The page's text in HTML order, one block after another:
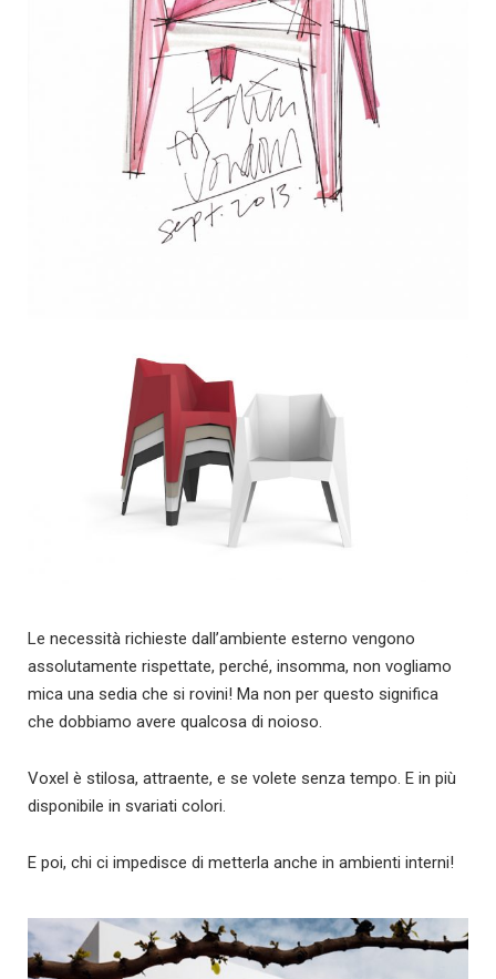
Le necessità richieste dall’ambiente esterno vengono
assolutamente rispettate, perché, insomma, non vogliamo
mica una sedia che si rovini! Ma non per questo significa
che dobbiamo avere qualcosa di noioso.
Voxel è stilosa, attraente, e se volete senza tempo. E in più
disponibile in svariati colori.
E poi, chi ci impedisce di metterla anche in ambienti interni!